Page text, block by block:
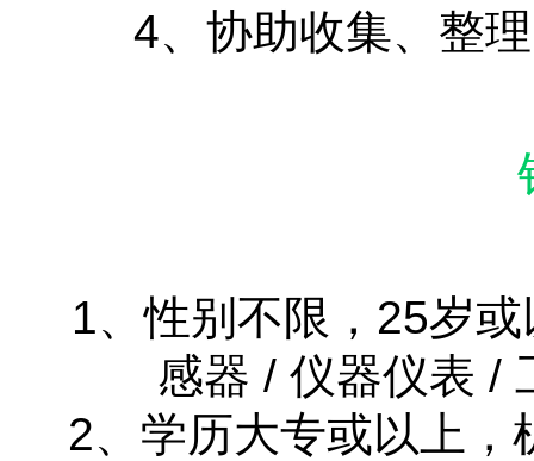
4、协助收集、整
1、性别不限，25岁
感器 / 仪器仪表 /
2、学历大专或以上